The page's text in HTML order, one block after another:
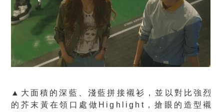
▲大面積的深藍、淺藍拼接襯衫，並以對比強烈
的芥末黃在領口處做Highlight，搶眼的造型襯